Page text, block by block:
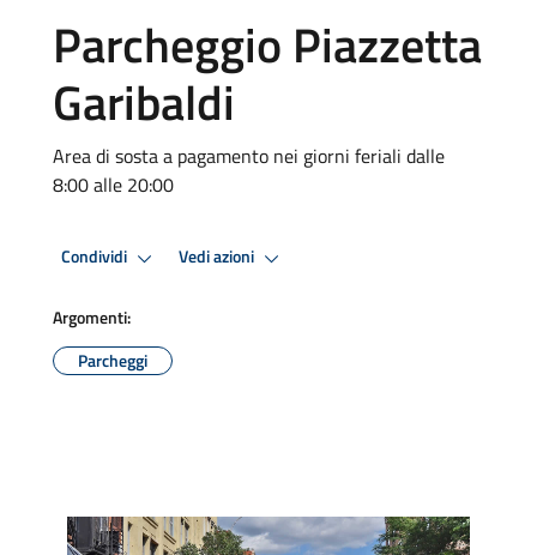
Parcheggio Piazzetta
Garibaldi
Area di sosta a pagamento nei giorni feriali dalle
8:00 alle 20:00
Condividi Vedi azioni
Argomenti:
Parcheggi